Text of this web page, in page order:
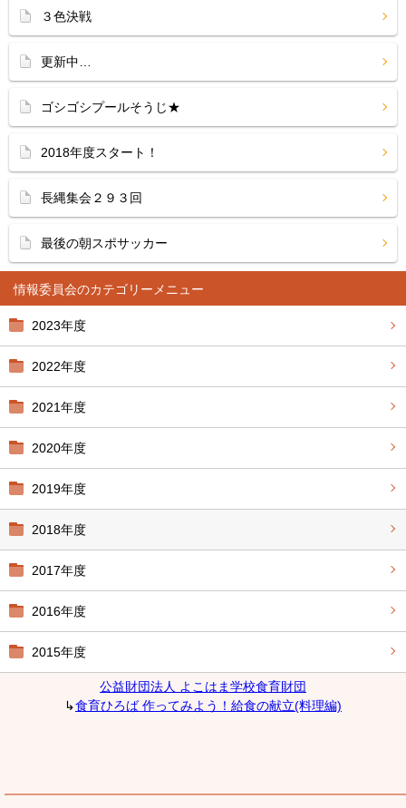
情報委員会
2023年度
2022年度
2021年度
2020年度
2019年度
2018年度
2017年度
2016年度
2015年度
公益財団法人 よこはま学校食育財団
↳食育ひろば 作ってみよう！給食の献立(料理編)
３色決戦
更新中…
ゴシゴシプールそうじ★
2018年度スタート！
長縄集会２９３回
最後の朝スポサッカー